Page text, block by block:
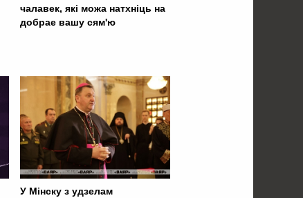
чалавек, які можа натхніць на
добрае вашу сям'ю
У Мінску з удзелам